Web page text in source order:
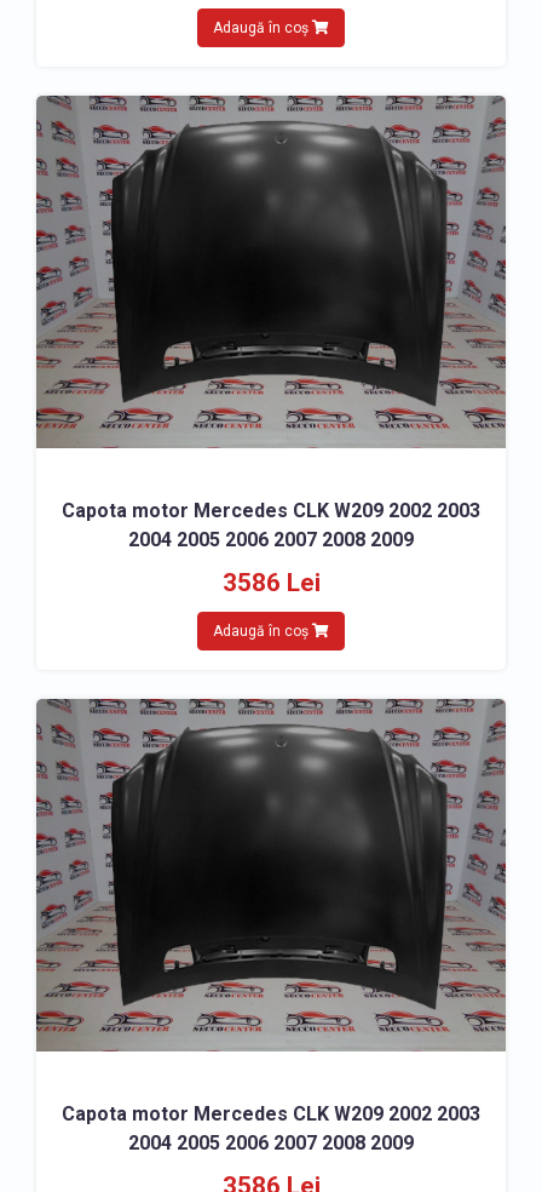
Adaugă în coș
Capota motor Mercedes CLK W209 2002 2003
2004 2005 2006 2007 2008 2009
3586 Lei
Adaugă în coș
Capota motor Mercedes CLK W209 2002 2003
2004 2005 2006 2007 2008 2009
3586 Lei